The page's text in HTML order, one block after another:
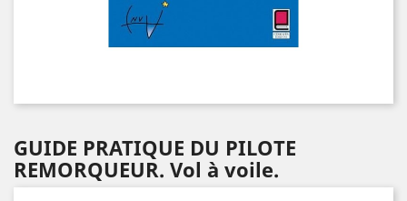
GUIDE PRATIQUE DU PILOTE
REMORQUEUR. Vol à voile.